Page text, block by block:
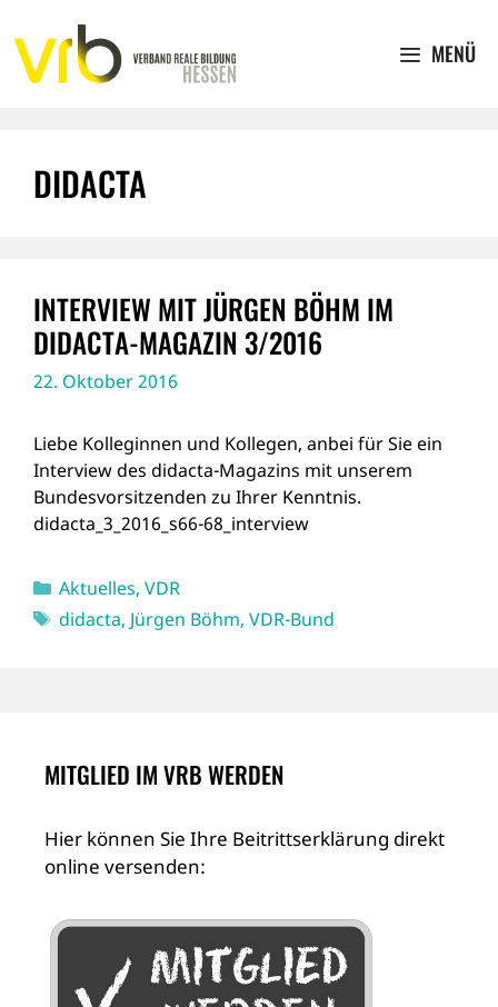
Inhalt
springen
MENÜ
DIDACTA
INTERVIEW MIT JÜRGEN BÖHM IM
DIDACTA-MAGAZIN 3/2016
22. Oktober 2016
Liebe Kolleginnen und Kollegen, anbei für Sie ein
Interview des didacta-Magazins mit unserem
Bundesvorsitzenden zu Ihrer Kenntnis.
didacta_3_2016_s66-68_interview
Kategorien
Aktuelles, VDR
Schlagwörter
didacta, Jürgen Böhm, VDR-Bund
MITGLIED IM VRB WERDEN
Hier können Sie Ihre Beitrittserklärung direkt
online versenden: